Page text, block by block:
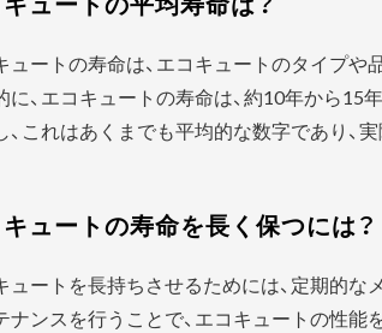
ュートの寿命は、エコキュートのタイプや
に、エコキュートの寿命は、約10年から15
、これはあくまでも平均的な数字であり、
ュートの寿命を長く保つには？
ュートを長持ちさせるためには、定期的な
ナンスを行うことで、エコキュートの性能